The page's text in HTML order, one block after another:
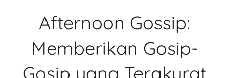
Afternoon Gossip:
Memberikan Gosip-
Gosip yang Terakurat